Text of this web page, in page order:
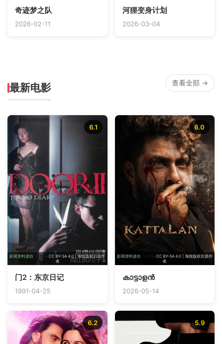
奇迹梦之队
2026-02-11
河狸变身计划
2026-03-04
最新电影 查看全部 →
影视资料源自 TMDB
· CC BY-SA 4.0 | 海报版权归原作
者
6.1
门2：东京日记
1991-04-25
影视资料源自 TMDB· CC BY-SA 4.0 | 海报版权归原作
者
6.0
കാട്ടാളൻ
2026-05-14
6.2 5.9